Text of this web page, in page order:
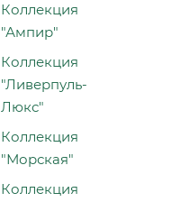
Коллекция
"Ампир"
Коллекция
"Ливерпуль-
Люкс"
Коллекция
"Морская"
Коллекция